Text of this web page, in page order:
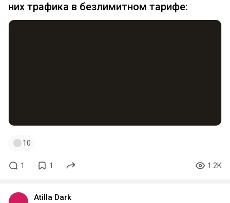
них трафика в безлимитном тарифе:
10
1 1 1.2K
Atilla Dark